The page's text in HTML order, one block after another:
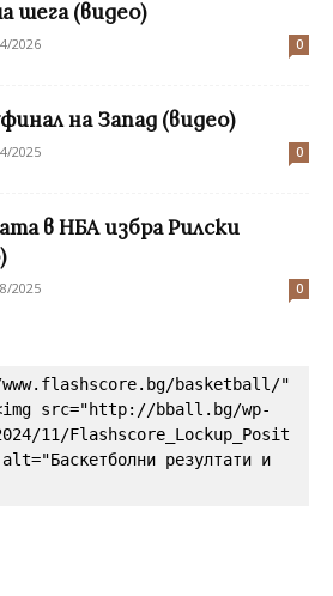
шега (видео)
2026 0
на Запад (видео)
2025 0
в НБА избра Рилски
2025 0
basketball/"
src="http://bball.bg/wp-
11/Flashscore_Lockup_Posit
резултати и